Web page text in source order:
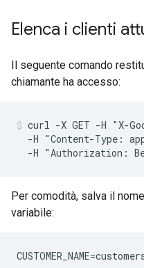
Elenca i clienti
Il seguente comando
chiamante ha accesso:
curl -X GET -H "X-
-H "Content-Type:
-H "Authorization:
Per comodità, salva il
variabile: